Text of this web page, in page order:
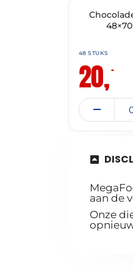
🔥 OP=OP
48 STUKS
20,–
aan de
Onze